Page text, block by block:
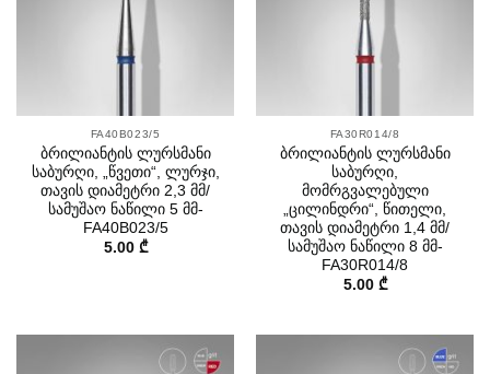
FA40B023/5
ბრილიანტის ლურსმანი
საბურღი, „წვეთი“, ლურჯი,
თავის დიამეტრი 2,3 მმ/
სამუშაო ნაწილი 5 მმ-
FA40B023/5
5.00 ₾
FA30R014/8
ბრილიანტის ლურსმანი
საბურღი,
მომრგვალებული
„ცილინდრი“, წითელი,
თავის დიამეტრი 1,4 მმ/
სამუშაო ნაწილი 8 მმ-
FA30R014/8
5.00 ₾